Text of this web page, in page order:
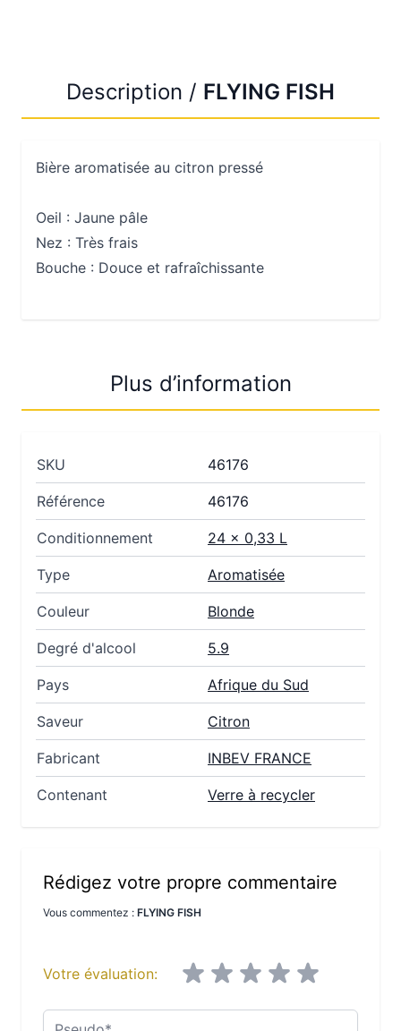
Description / FLYING FISH
Bière aromatisée au citron pressé
Oeil : Jaune pâle
Nez : Très frais
Bouche : Douce et rafraîchissante
Plus d’information
SKU 46176
Référence 46176
Conditionnement 24 x 0,33 L
Type Aromatisée
Couleur Blonde
Degré d'alcool 5.9
Pays Afrique du Sud
Saveur Citron
Fabricant INBEV FRANCE
Contenant Verre à recycler
Rédigez votre propre commentaire
Vous commentez : FLYING FISH
Votre évaluation:
Pseudo